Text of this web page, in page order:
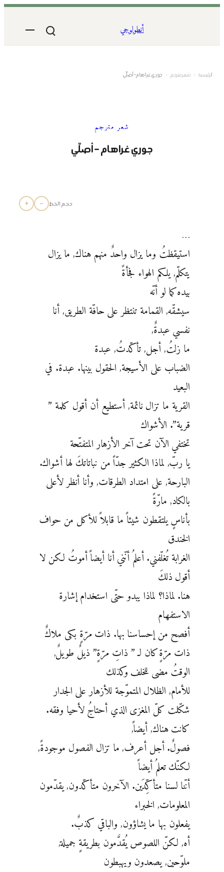
المحتوى
أنطولوجي
الرئيسية › شعر مترجم › جوري غراهام – أصلّي
شعر مترجم
جوري غراهام – أصلّي
حجم الخط −
+
…
استيقظتُ وما يزال واحدٌ منهم هناك, ما يزال
يتكلّم, يلكم الهواء فجأةً
بيده كما لو أنّه
سيشقّه, القمامة تنتظر على حافّة الطريق, أنا
نفسي عبدةٌ,
ما زلتُ, أجل, تأكّدتُ, عبدة
الضباب على الأسيجة, الحقول بينها. عبدة. في
البعيد
القرية ما تزال نائمة, أستطيع أن أقول كلمة ”
قرية”. الأشواك
تختفي الآن تحت آخر الأزهار المتفتّحة
يا ربّ, لماذا الكثير جدّاً من نباتاتكَ لها أشواك.
البارحة, على امتداد الطرقات, وأنا أنظر لأعلى
بالكاد, مارّةً
بأناسٍ يلتقطون شيئاً ما قابلاً للأكل من حواف
الخندق
الغرابة تُغلّفني. أعلمُ أنّني أنا أيضاً أموتُ لكن لا
أقول ذلكَ
هنا. لماذا؟ لماذا يبدو حتّى استخدام إشارة
الاستفهام
أفصح من إحساسنا بها. ذات مرّةٍ بكى ملاكٌ
ذات مرّةٍ كان لـ ” ذاتِ مرّةٍ” ذيلٌ طويلٌ,
الوقتُ مضى للخلف وكذلك
للأمام, الظلال المتموّجة للأزهار على الجدار
شكّلت كلّ المغزى الذي أحتاجُ لأحيا وفقه.
كانت هناك, أيضاً,
فصولٌ. أجل أعرف, ما تزال الفصول موجودةً,
لكنّك تعلمُ أيضاً
أنّنا لسنا متأكِّدَين. الآخرون متأكّدون, يقدّمون
المعلومات, الخبراء
يفعلون بها ما يشاؤون, والباقي كذبٌ.
أه, لكنّ اللصوص يُقدَّمون بطريقةٍ جميلة,
ملوّحين, يصعدون ويهبطون